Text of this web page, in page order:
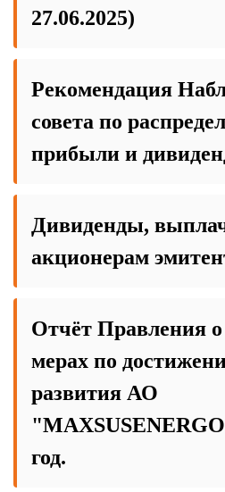
27.06.2025)
Рекомендация
совета по
прибыли и
Дивиденды,
акционерам
Отчёт Правления
мерах по
развития АО
год.